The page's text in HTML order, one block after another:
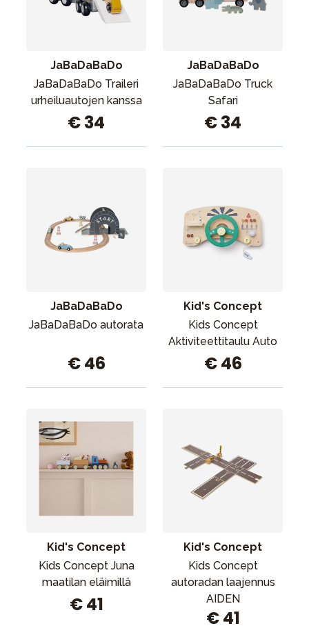
JaBaDaBaDo
JaBaDaBaDo Traileri
urheiluautojen kanssa
€ 34
JaBaDaBaDo
JaBaDaBaDo Truck
Safari
€ 34
JaBaDaBaDo
JaBaDaBaDo autorata
€ 46
Kid's Concept
Kids Concept
Aktiviteettitaulu Auto
€ 46
Kid's Concept
Kids Concept Juna
maatilan eläimillä
€ 41
Kid's Concept
Kids Concept
autoradan laajennus
AIDEN
€ 41